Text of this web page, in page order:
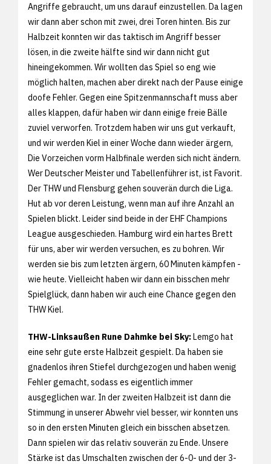
Angriffe gebraucht, um uns darauf einzustellen. Da lagen
wir dann aber schon mit zwei, drei Toren hinten. Bis zur
Halbzeit konnten wir das taktisch im Angriff besser
lösen, in die zweite hälfte sind wir dann nicht gut
hineingekommen. Wir wollten das Spiel so eng wie
möglich halten, machen aber direkt nach der Pause einige
doofe Fehler. Gegen eine Spitzenmannschaft muss aber
alles klappen, dafür haben wir dann einige freie Bälle
zuviel verworfen. Trotzdem haben wir uns gut verkauft,
und wir werden Kiel in einer Woche dann wieder ärgern,
Die Vorzeichen vorm Halbfinale werden sich nicht ändern.
Wer Deutscher Meister und Tabellenführer ist, ist Favorit.
Der THW und Flensburg gehen souverän durch die Liga.
Hut ab vor deren Leistung, wenn man auf ihre Anzahl an
Spielen blickt. Leider sind beide in der EHF Champions
League ausgeschieden. Hamburg wird ein hartes Brett
für uns, aber wir werden versuchen, es zu bohren. Wir
werden sie bis zum letzten ärgern, 60 Minuten kämpfen -
wie heute. Vielleicht haben wir dann ein bisschen mehr
Spielglück, dann haben wir auch eine Chance gegen den
THW Kiel.
THW-Linksaußen Rune Dahmke bei Sky:Lemgo hat
eine sehr gute erste Halbzeit gespielt. Da haben sie
gnadenlos ihren Stiefel durchgezogen und haben wenig
Fehler gemacht, sodass es eigentlich immer
ausgeglichen war. In der zweiten Halbzeit ist dann die
Stimmung in unserer Abwehr viel besser, wir konnten uns
so in den ersten Minuten gleich ein bisschen absetzen.
Dann spielen wir das relativ souverän zu Ende. Unsere
Stärke ist das Umschalten zwischen der 6-0- und der 3-